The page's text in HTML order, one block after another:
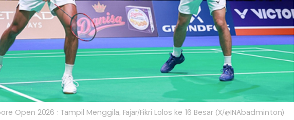
Open 2026 : Tampil Menggila, Fajar/Fikri Lolos ke 16 Besar (X/@INAbadminton)